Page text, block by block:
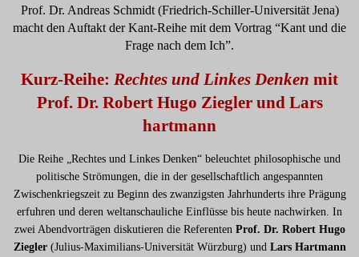
Prof. Dr. Andreas Schmidt (Friedrich-Schiller-Universität Jena)
macht den Auftakt der Kant-Reihe mit dem Vortrag “Kant und die
Frage nach dem Ich”.
Kurz-Reihe: Rechtes und Linkes Denken mit
Prof. Dr. Robert Hugo Ziegler und Lars
hartmann
Die Reihe „Rechtes und Linkes Denken“ beleuchtet philosophische und
politische Strömungen, die in der gesellschaftlich angespannten
Zwischenkriegszeit zu Beginn des zwanzigsten Jahrhunderts ihre Prägung
erfuhren und deren weltanschauliche Einflüsse bis heute nachwirken. In
zwei Abendvorträgen diskutieren die Referenten Prof. Dr. Robert Hugo
Ziegler(Julius-Maximilians-Universität Würzburg) und Lars Hartmann